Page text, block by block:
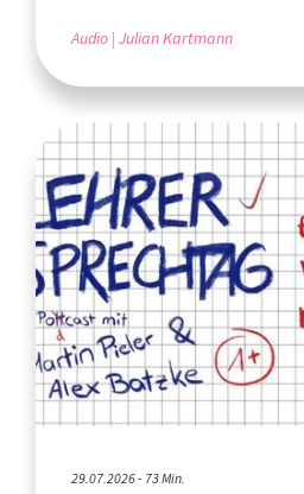
Audio Julian Kartmann
29.07.2026 - 73 Min.